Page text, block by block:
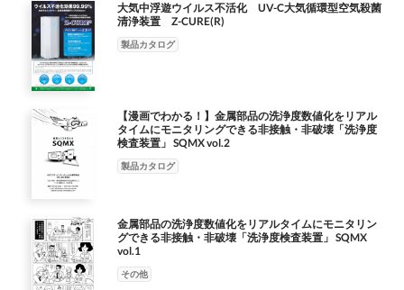
大気中浮遊ウイルス不活化 UV-C大気循環型空気殺菌
清浄装置 Z-CURE(R)
製品カタログ
【漫画でわかる！】金属部品の洗浄度数値化をリアル
タイムにモニタリングできる非接触・非破壊「洗浄度
検査装置」 SQMX vol.2
製品カタログ
金属部品の洗浄度数値化をリアルタイムにモニタリン
グできる非接触・非破壊「洗浄度検査装置」 SQMX
vol.1
その他